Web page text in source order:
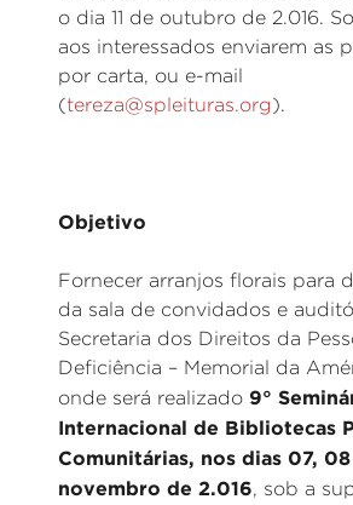
o dia 11 de outubro de 2.016.
aos interessados enviarem as
por carta, ou e-mail
(tereza@spleituras.org).
Objetivo
Fornecer arranjos florais para
da sala de convidados e
Secretaria dos Direitos da
Deficiência – Memorial da
onde será realizado 9°
Internacional de Bibliotecas
Comunitárias, nos dias 07,
novembro de 2.016, sob a